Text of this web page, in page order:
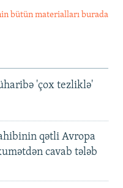
bütün materialları burada
'çox tezliklə'
qətli Avropa
cavab tələb